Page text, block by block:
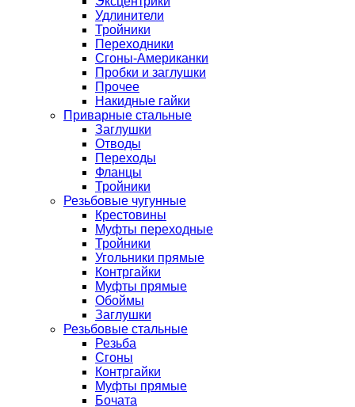
Удлинители
Тройники
Переходники
Сгоны-Американки
Пробки и заглушки
Прочее
Накидные гайки
Приварные стальные
Заглушки
Отводы
Переходы
Фланцы
Тройники
Резьбовые чугунные
Крестовины
Муфты переходные
Тройники
Угольники прямые
Контргайки
Муфты прямые
Обоймы
Заглушки
Резьбовые стальные
Резьба
Сгоны
Контргайки
Муфты прямые
Бочата